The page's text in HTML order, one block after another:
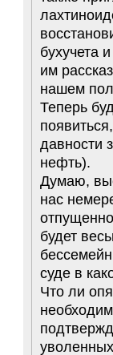
бухучета
им
нашем
Теперь
давности
нефть).
Думаю,
нас
будет
суде в
Что ли